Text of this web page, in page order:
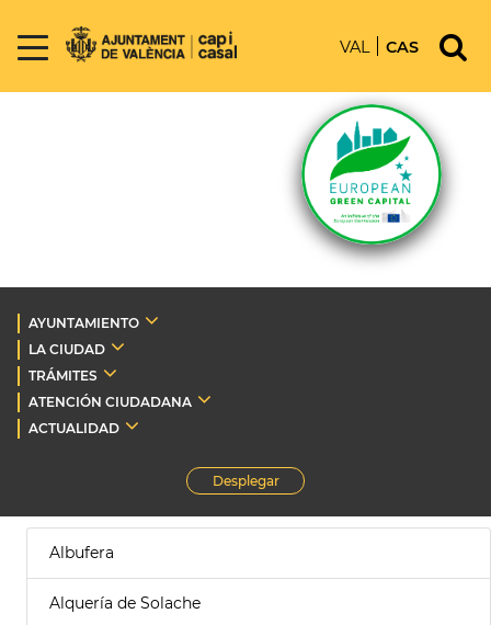
VAL CAS
AYUNTAMIENTO
LA CIUDAD
TRÁMITES
ATENCIÓN CIUDADANA
ACTUALIDAD
Desplegar
Albufera
Alquería de Solache